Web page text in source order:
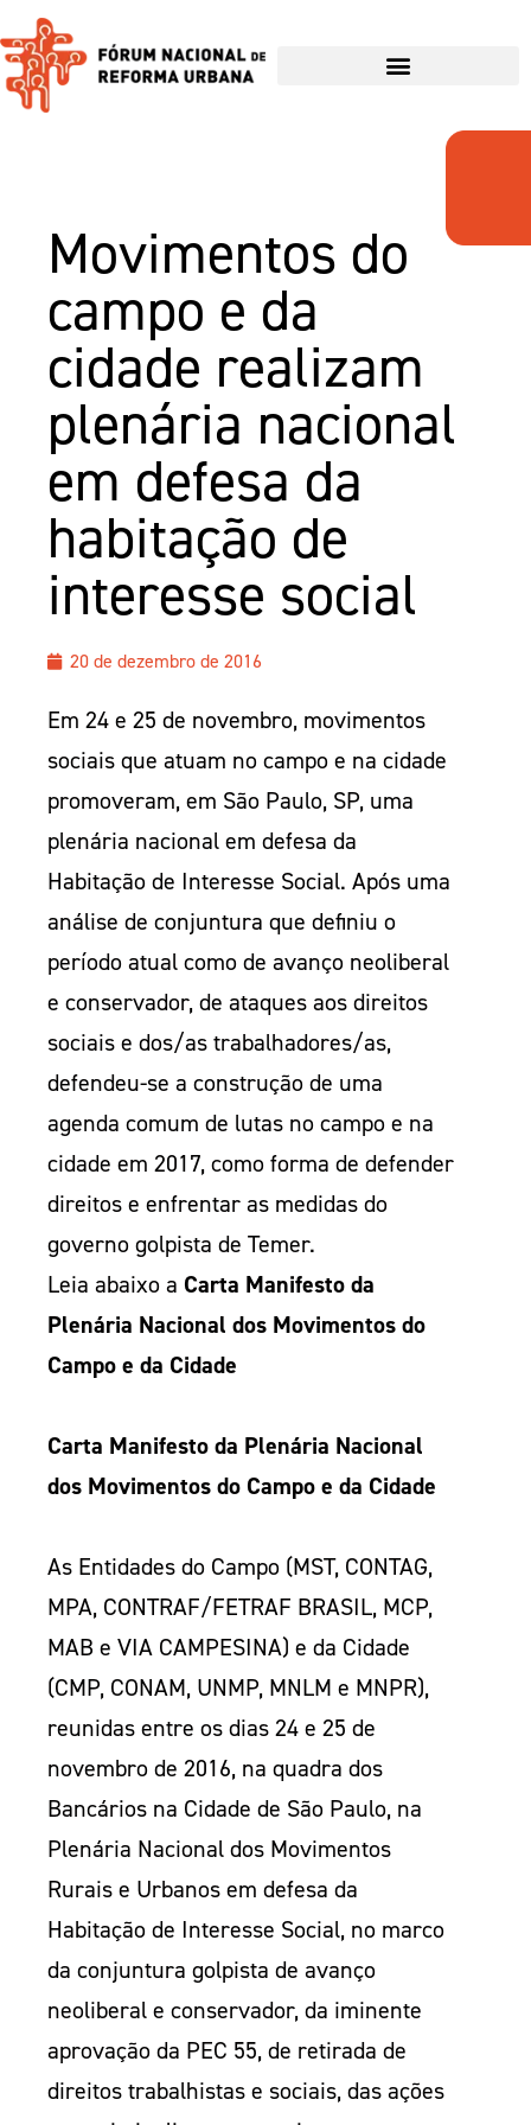
Movimentos do
campo e da
cidade realizam
plenária nacional
em defesa da
habitação de
interesse social
20 de dezembro de 2016
Em 24 e 25 de novembro, movimentos
sociais que atuam no campo e na cidade
promoveram, em São Paulo, SP, uma
plenária nacional em defesa da
Habitação de Interesse Social. Após uma
análise de conjuntura que definiu o
período atual como de avanço neoliberal
e conservador, de ataques aos direitos
sociais e dos/as trabalhadores/as,
defendeu-se a construção de uma
agenda comum de lutas no campo e na
cidade em 2017, como forma de defender
direitos e enfrentar as medidas do
governo golpista de Temer.
Leia abaixo a Carta Manifesto da
Plenária Nacional dos Movimentos do
Campo e da Cidade
Carta Manifesto da Plenária Nacional
dos Movimentos do Campo e da Cidade
As Entidades do Campo (MST, CONTAG,
MPA, CONTRAF/FETRAF BRASIL, MCP,
MAB e VIA CAMPESINA) e da Cidade
(CMP, CONAM, UNMP, MNLM e MNPR),
reunidas entre os dias 24 e 25 de
novembro de 2016, na quadra dos
Bancários na Cidade de São Paulo, na
Plenária Nacional dos Movimentos
Rurais e Urbanos em defesa da
Habitação de Interesse Social, no marco
da conjuntura golpista de avanço
neoliberal e conservador, da iminente
aprovação da PEC 55, de retirada de
direitos trabalhistas e sociais, das ações